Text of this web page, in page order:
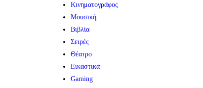
Κινηματογράφος
Μουσική
Βιβλία
Σειρές
Θέατρο
Εικαστικά
Gaming